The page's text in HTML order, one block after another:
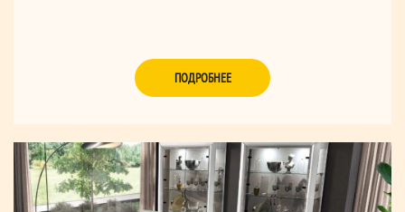
ПОДРОБНЕЕ